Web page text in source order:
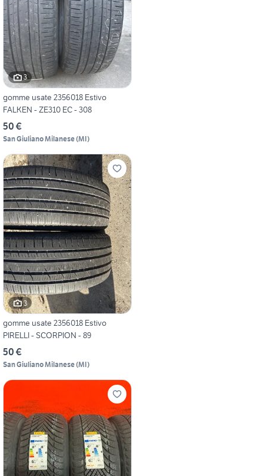
3
gomme usate 2356018 Estivo
FALKEN - ZE310 EC - 308
50 €
San Giuliano Milanese(MI)
3
gomme usate 2356018 Estivo
PIRELLI - SCORPION - 89
50 €
San Giuliano Milanese(MI)